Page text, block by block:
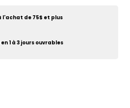
l'achat de 75$ et plus
1 à 3 jours ouvrables